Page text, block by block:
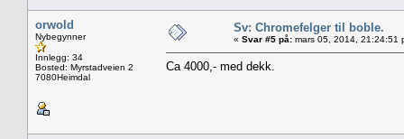
orwold
Nybegynner
Innlegg: 34
Bosted: Myrstadveien 2
7080Heimdal
Sv: Chromefelger til boble.
« Svar #5 på: mars 05, 2014, 21:24:51
Ca 4000,- med dekk.